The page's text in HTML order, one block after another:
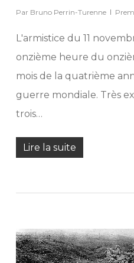
Par Bruno Perrin-Turenne
L'armistice du 11
onzième heure du
mois de la quatrième
guerre mondiale. Très
trois…
Lire la suite